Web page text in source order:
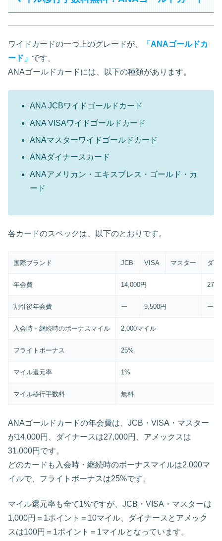
ワイドカードの一つ上のグレードが、 「 ANAゴールドカ
ード 」 です。
ANAゴールドカードには、以下の種類があります。
ANA JCBワイドゴールドカード
ANA VISAワイドゴールドカード
ANAマスターワイドゴールドカード
ANAダイナースカード
ANAアメリカン・エキスプレス・ゴールド・カ
ード
各カードのスペックは、以下のとおりです。
国際ブランド JCB VISA マスター ダイ
年会費 14,000円
割引後年会費 ー 9,500円 ー
入会時・継続時のボーナスマイル 2,000マイル
フライトボーナス 25%
マイル還元率 1%
マイル移行手数料 無料
ANAゴールドカードの年会費は、JCB・VISA・マスター
が14,000円、ダイナースは27,000円、アメックスは
31,000円です。
どのカードも入会時・継続時のボーナスマイルは2,000マ
イルで、フライトボーナスは25%です。
マイル還元率も全て1%ですが、JCB・VISA・マスターは
1,000円＝1ポイント＝10マイル、ダイナースとアメック
スは100円＝1ポイント＝1マイルとなっています。